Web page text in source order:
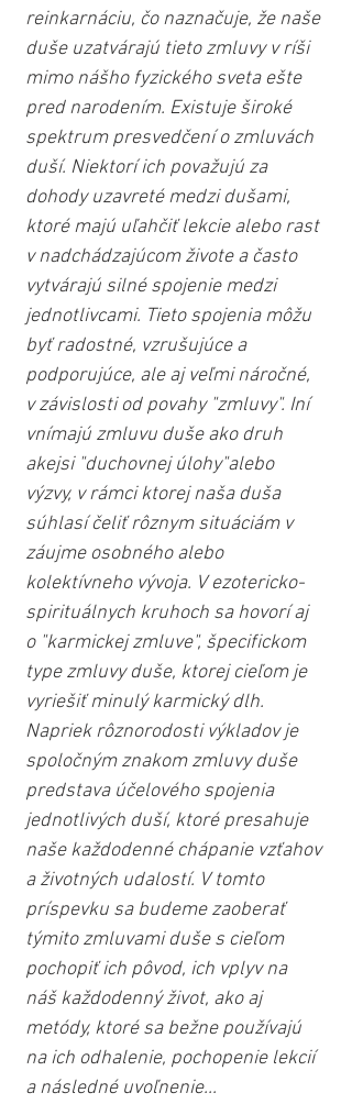
reinkarnáciu, čo naznačuje, že naše
duše uzatvárajú tieto zmluvy v ríši
mimo nášho fyzického sveta ešte
pred narodením. Existuje široké
spektrum presvedčení o zmluvách
duší. Niektorí ich považujú za
dohody uzavreté medzi dušami,
ktoré majú uľahčiť lekcie alebo rast
v nadchádzajúcom živote a často
vytvárajú silné spojenie medzi
jednotlivcami. Tieto spojenia môžu
byť radostné, vzrušujúce a
podporujúce, ale aj veľmi náročné,
v závislosti od povahy "zmluvy". Iní
vnímajú zmluvu duše ako druh
akejsi "duchovnej úlohy"alebo
výzvy, v rámci ktorej naša duša
súhlasí čeliť rôznym situáciám v
záujme osobného alebo
kolektívneho vývoja. V ezotericko-
spirituálnych kruhoch sa hovorí aj
o "karmickej zmluve", špecifickom
type zmluvy duše, ktorej cieľom je
vyriešiť minulý karmický dlh.
Napriek rôznorodosti výkladov je
spoločným znakom zmluvy duše
predstava účelového spojenia
jednotlivých duší, ktoré presahuje
naše každodenné chápanie vzťahov
a životných udalostí. V tomto
príspevku sa budeme zaoberať
týmito zmluvami duše s cieľom
pochopiť ich pôvod, ich vplyv na
náš každodenný život, ako aj
metódy, ktoré sa bežne používajú
na ich odhalenie, pochopenie lekcií
a následné uvoľnenie...